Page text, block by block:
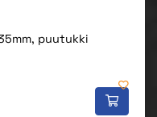
puutukki